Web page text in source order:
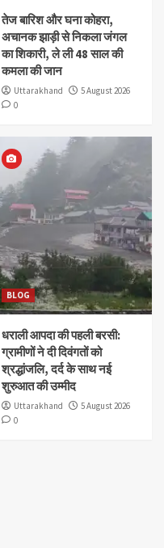
तेज बारिश और घना कोहरा,
अचानक झाड़ी से निकला जंगल
का शिकारी, ले ली 48 साल की
कमला की जान
Uttarakhand
5 August 2026
0
BLOG
धराली आपदा की पहली बरसी:
ग्रामीणों ने दी दिवंगतों को
श्रद्धांजलि, दर्द के साथ नई
शुरुआत की उम्मीद
Uttarakhand
5 August 2026
0